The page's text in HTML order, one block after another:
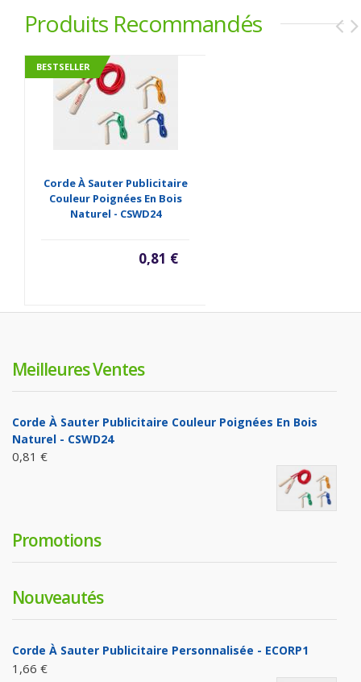
Produits Recommandés
BESTSELLER
Corde À Sauter Publicitaire
Couleur Poignées En Bois
Naturel - CSWD24
0,81 €
Meilleures Ventes
Corde À Sauter Publicitaire Couleur Poignées En Bois
Naturel - CSWD24
0,81 €
Promotions
Nouveautés
Corde À Sauter Publicitaire Personnalisée - ECORP1
1,66 €